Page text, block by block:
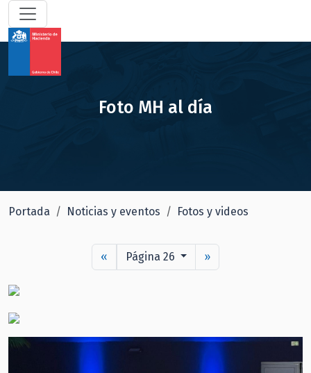
Foto MH al día
Portada Noticias y eventos Fotos y videos
« Página 26 »